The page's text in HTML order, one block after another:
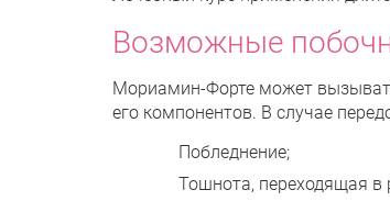
Возможные
Мориамин-Форте может
его компонентов. В случае
Побледнение;
Тошнота, переходящая в